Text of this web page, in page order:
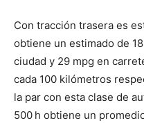
Con tracción trasera es
obtiene un estimado de
ciudad y 29 mpg en
cada 100 kilómetros
la par con esta clase de
500 h obtiene un